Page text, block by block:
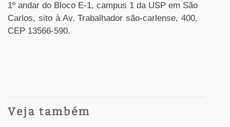
1º andar do Bloco E-1, campus 1 da USP em São
Carlos, sito à Av. Trabalhador são-carlense, 400,
CEP 13566-590.
Veja também